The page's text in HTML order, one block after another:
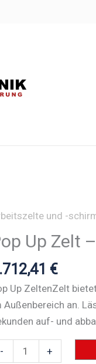
und -
Up Zelt
€
Up ZeltenZelt
Außenbereich an.
auf- und
- +